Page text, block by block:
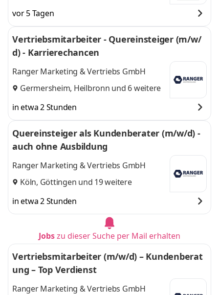
vor 5 Tagen
Vertriebsmitarbeiter - Quereinsteiger (m/w/
d) - Karrierechancen
Ranger Marketing & Vertriebs GmbH
Germersheim, Heilbronn und 6 weitere
in etwa 2 Stunden
Quereinsteiger als Kundenberater (m/w/d) -
auch ohne Ausbildung
Ranger Marketing & Vertriebs GmbH
Köln, Göttingen und 19 weitere
in etwa 2 Stunden
Jobszu dieser Suche per Mail erhalten
Vertriebsmitarbeiter (m/w/d) – Kundenberat
ung – Top Verdienst
Ranger Marketing & Vertriebs GmbH